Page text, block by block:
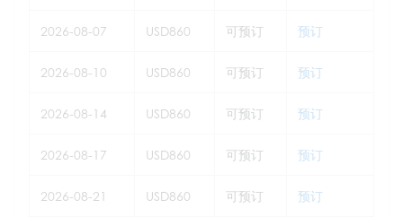
2026-08-07 USD860 可预订 预订
2026-08-10 USD860 可预订 预订
2026-08-14 USD860 可预订 预订
2026-08-17 USD860 可预订 预订
2026-08-21 USD860 可预订 预订